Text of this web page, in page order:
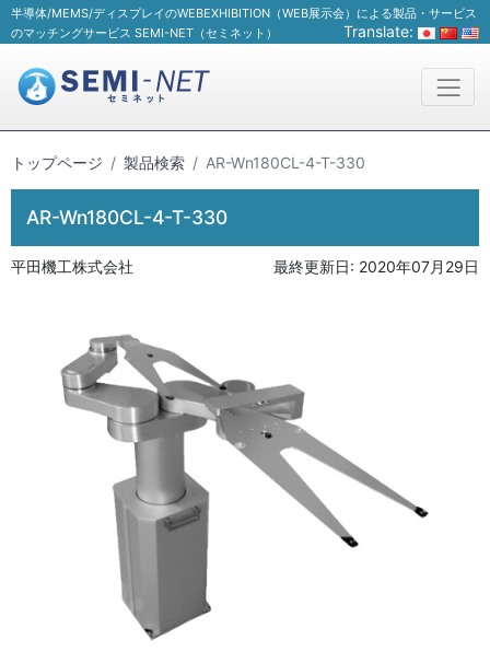
半導体/MEMS/ディスプレイのWEBEXHIBITION（WEB展示会）による製品・サービス
のマッチングサービス SEMI-NET（セミネット）
Translate:
トップページ 製品検索 AR-Wn180CL-4-T-330
AR-Wn180CL-4-T-330
平田機工株式会社 最終更新日: 2020年07月29日